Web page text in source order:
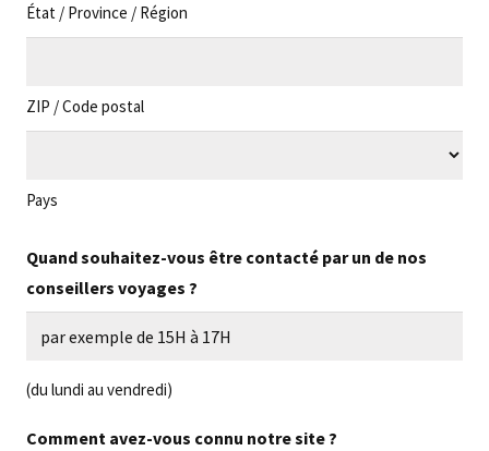
État / Province / Région
ZIP / Code postal
Pays
Quand souhaitez-vous être contacté par un de nos
conseillers voyages ?
(du lundi au vendredi)
Comment avez-vous connu notre site ?